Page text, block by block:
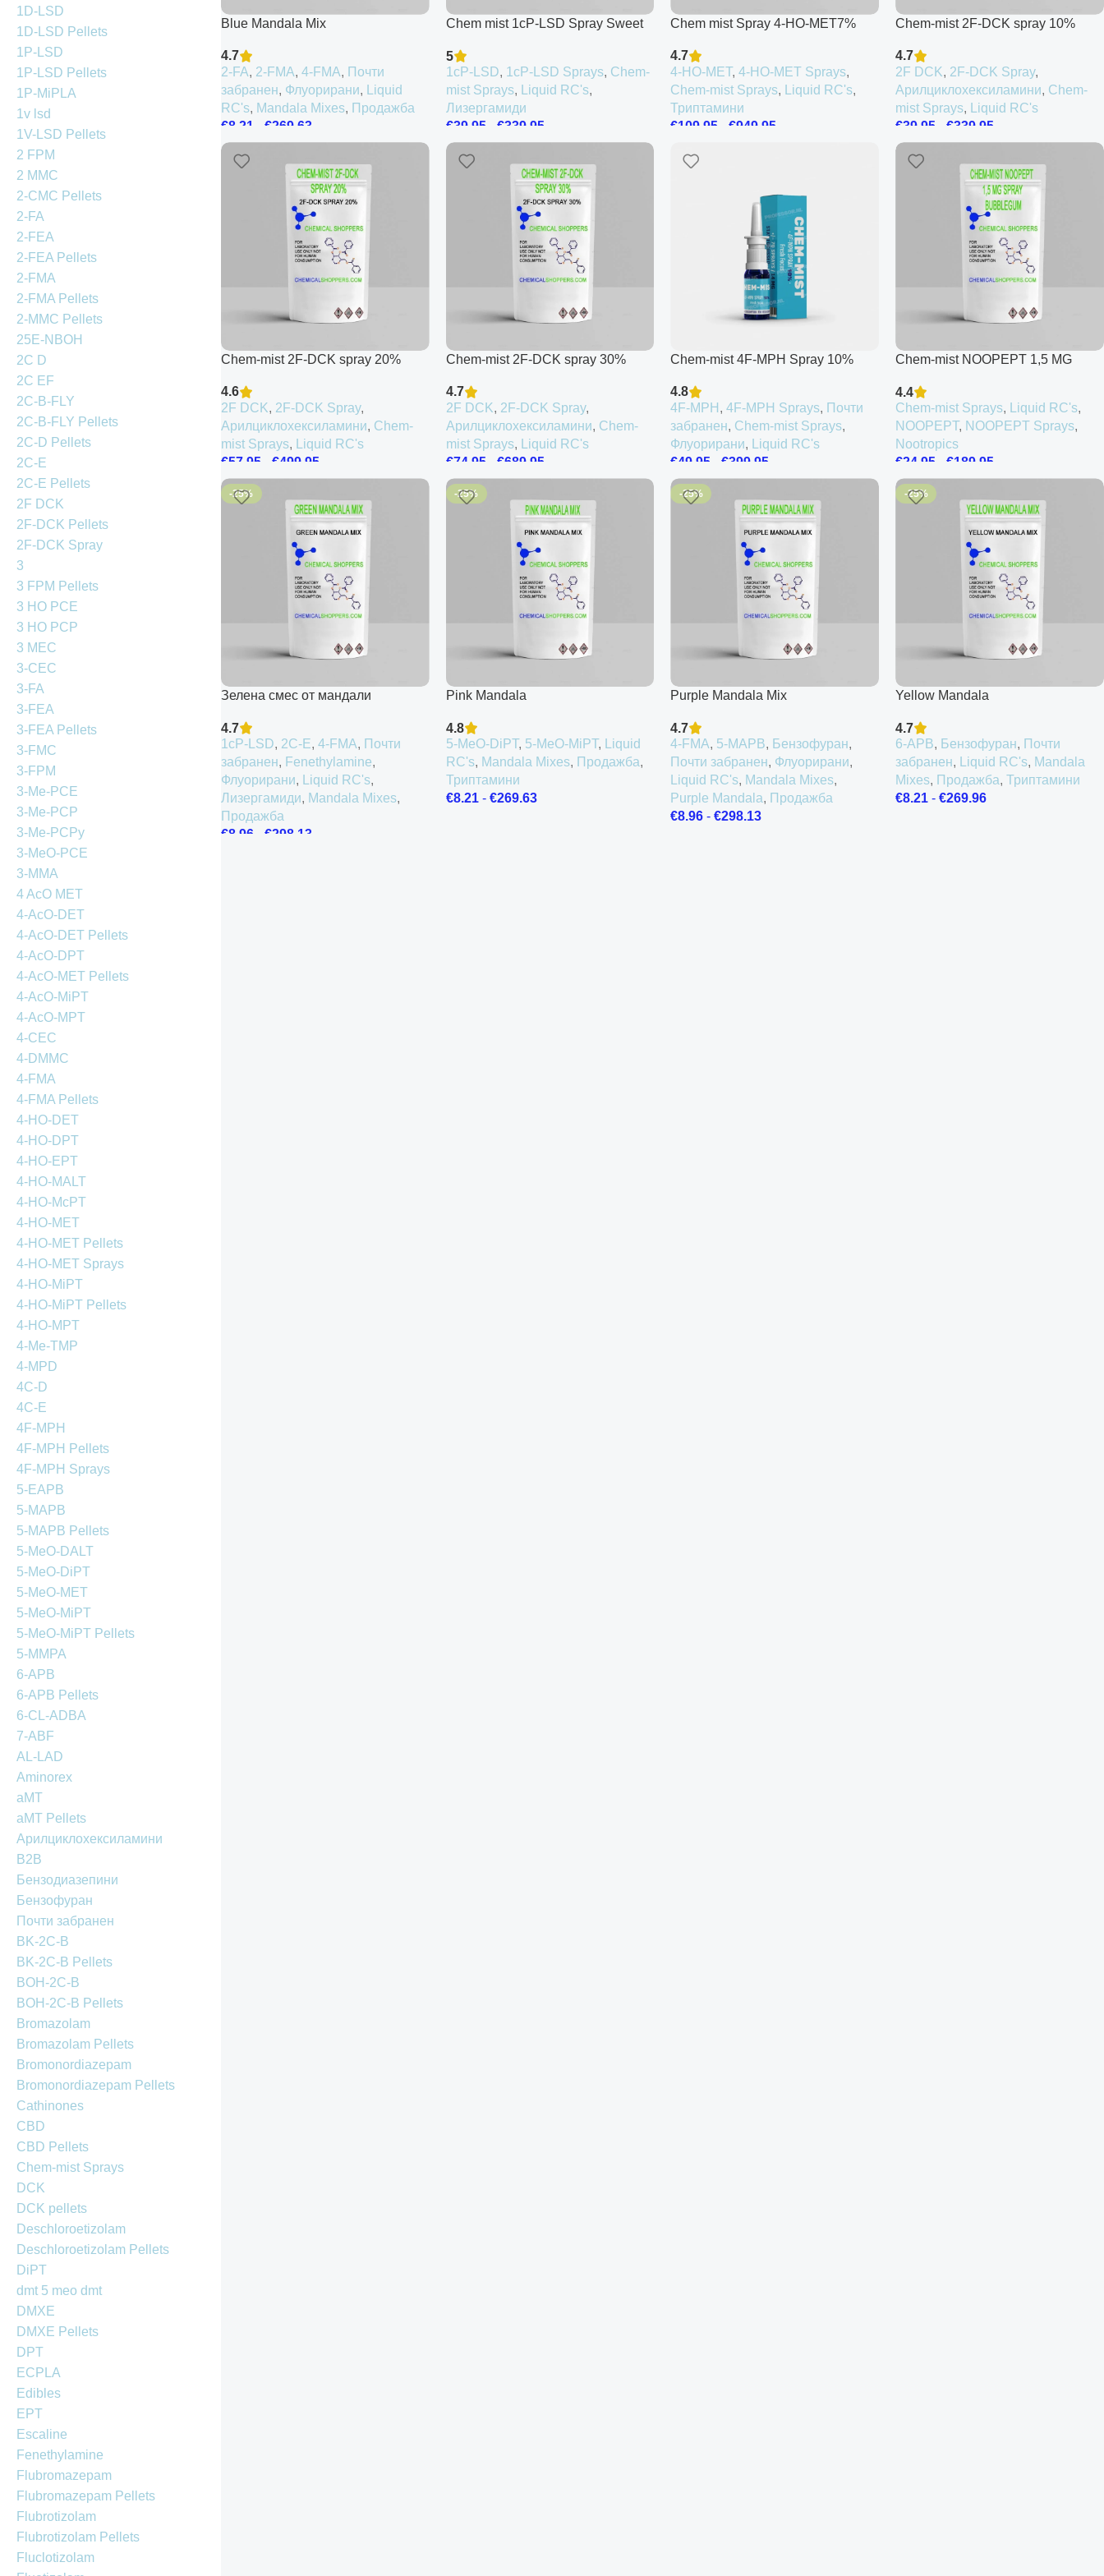
1D-LSD
1D-LSD Pellets
1P-LSD
1P-LSD Pellets
1P-MiPLA
1v lsd
1V-LSD Pellets
2 FPM
2 MMC
2-CMC Pellets
2-FA
2-FEA
2-FEA Pellets
2-FMA
2-FMA Pellets
2-MMC Pellets
25E-NBOH
2C D
2C EF
2C-B-FLY
2C-B-FLY Pellets
2C-D Pellets
2C-E
2C-E Pellets
2F DCK
2F-DCK Pellets
2F-DCK Spray
3
3 FPM Pellets
3 HO PCE
3 HO PCP
3 MEC
3-CEC
3-FA
3-FEA
3-FEA Pellets
3-FMC
3-FPM
3-Me-PCE
3-Me-PCP
3-Me-PCPy
3-MeO-PCE
3-MMA
4 AcO MET
4-AcO-DET
4-AcO-DET Pellets
4-AcO-DPT
4-AcO-MET Pellets
4-AcO-MiPT
4-AcO-MPT
4-CEC
4-DMMC
4-FMA
4-FMA Pellets
4-HO-DET
4-HO-DPT
4-HO-EPT
4-HO-MALT
4-HO-McPT
4-HO-MET
4-HO-MET Pellets
4-HO-MET Sprays
4-HO-MiPT
4-HO-MiPT Pellets
4-HO-MPT
4-Me-TMP
4-MPD
4C-D
4C-E
4F-MPH
4F-MPH Pellets
4F-MPH Sprays
5-EAPB
5-MAPB
5-MAPB Pellets
5-MeO-DALT
5-MeO-DiPT
5-MeO-MET
5-MeO-MiPT
5-MeO-MiPT Pellets
5-MMPA
6-APB
6-APB Pellets
6-CL-ADBA
7-ABF
AL-LAD
Aminorex
aMT
aMT Pellets
Арилциклохексиламини
B2B
Бензодиазепини
Бензофуран
Почти забранен
BK-2C-B
BK-2C-B Pellets
BOH-2C-B
BOH-2C-B Pellets
Bromazolam
Bromazolam Pellets
Bromonordiazepam
Bromonordiazepam Pellets
Cathinones
CBD
CBD Pellets
Chem-mist Sprays
DCK
DCK pellets
Deschloroetizolam
Deschloroetizolam Pellets
DiPT
dmt 5 meo dmt
DMXE
DMXE Pellets
DPT
ECPLA
Edibles
EPT
Escaline
Fenethylamine
Flubromazepam
Flubromazepam Pellets
Flubrotizolam
Flubrotizolam Pellets
Fluclotizolam
Blue Mandala Mix
4.7
2-FA, 2-FMA, 4-FMA, Почти
забранен, Флуорирани,
Liquid
RC's, Mandala Mixes, Продажба
€8.21 €269.63
Chem mist 1cP-LSD Spray Sweet
5
1cP-LSD, 1cP-LSD Sprays, Chem-
mist Sprays, Liquid RC's,
Лизергамиди
€39.95 €339.95
Chem mist Spray 4-HO-MET7%
4.7
4-HO-MET,4-HO-MET Sprays,
Chem-mist Sprays, Liquid RC's,
Триптамини
€109.95 €949.95
Chem-mist 2F-DCK spray 10%
4.7
2F DCK, 2F-DCK Spray,
Арилциклохексиламини, Chem-
mist Sprays,
Liquid RC's
€39.95 €339.95
Chem-mist 2F-DCK spray 20%
4.6
2F DCK, 2F-DCK Spray,
Арилциклохексиламини, Chem-
mist Sprays,
Liquid RC's
€57.95 €499.95
Chem-mist 2F-DCK spray 30%
4.7
2F DCK, 2F-DCK Spray,
Арилциклохексиламини, Chem-
mist Sprays,
Liquid RC's
€74.95 €689.95
Chem-mist 4F-MPH Spray 10%
4.8
4F-MPH ,4F-MPH Sprays, Почти
забранен, Chem-mist Sprays,
Флуорирани,
Liquid RC's
€49.95 €399.95
Chem-mist NOOPEPT 1,5 MG
4.4
Chem-mist Sprays, Liquid RC's,
NOOPEPT, NOOPEPT Sprays,
Nootropics
€24.95 €189.95
-25%
Зелена смес от мандали
4.7
1cP-LSD, 2C-E, 4-FMA, Почти
забранен, Fenethylamine,
Флуорирани, Liquid RC's,
Лизергамиди, Mandala Mixes,
Продажба
€8.96 €298.13
-25%
Pink Mandala
4.8
5-MeO-DiPT, 5-MeO-MiPT,
Liquid
RC's, Mandala Mixes, Продажба,
Триптамини
€8.21 - €269.63
-25%
Purple Mandala Mix
4.7
4-FMA, 5-MAPB, Бензофуран,
Почти забранен, Флуорирани,
Liquid RC's, Mandala Mixes,
Purple Mandala, Продажба
€8.96 - €298.13
-25%
Yellow Mandala
4.7
6-APB, Бензофуран, Почти
забранен, Liquid RC's, Mandala
Mixes, Продажба,Триптамини
€8.21 - €269.96